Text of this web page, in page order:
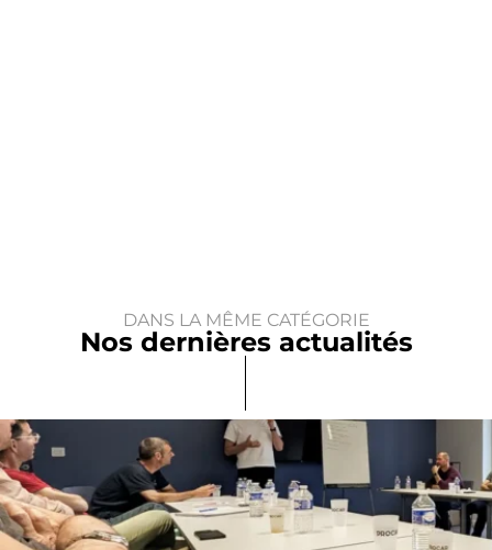
DANS LA MÊME CATÉGORIE
Nos dernières actualités